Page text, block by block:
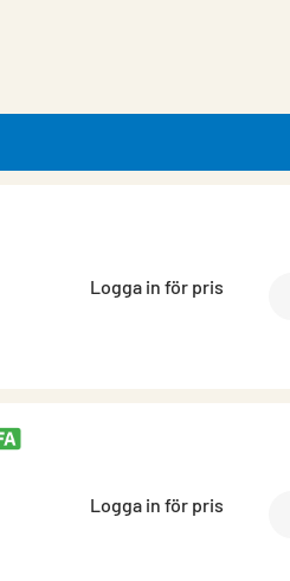
Logga in för pris
Logga in för pris